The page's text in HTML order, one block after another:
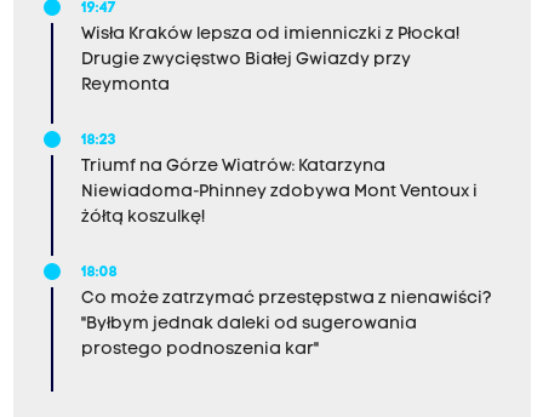
19:47
Wisła Kraków lepsza od imienniczki z Płocka!
Drugie zwycięstwo Białej Gwiazdy przy
Reymonta
18:23
Triumf na Górze Wiatrów: Katarzyna
Niewiadoma-Phinney zdobywa Mont Ventoux i
żółtą koszulkę!
18:08
Co może zatrzymać przestępstwa z nienawiści?
"Byłbym jednak daleki od sugerowania
prostego podnoszenia kar"